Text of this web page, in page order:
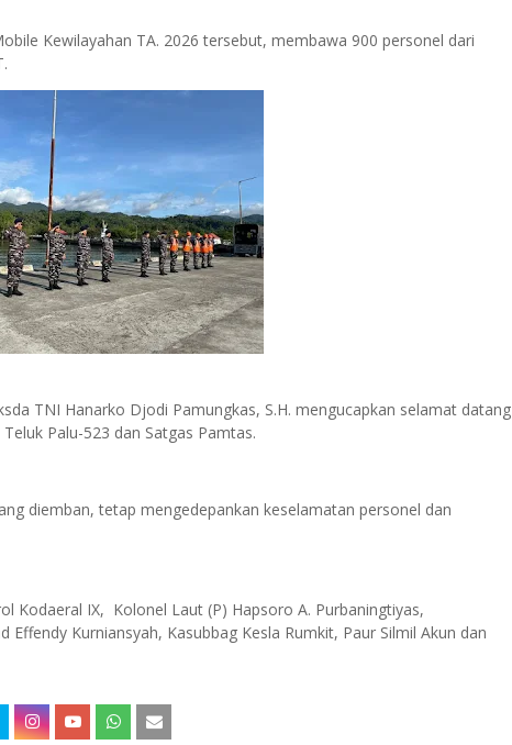
Kewilayahan TA. 2026 tersebut, membawa 900 personel dari
TNI Hanarko Djodi Pamungkas, S.H. mengucapkan selamat datang
Palu-523 dan Satgas Pamtas.
diemban, tetap mengedepankan keselamatan personel dan
Kodaeral IX, Kolonel Laut (P) Hapsoro A. Purbaningtiyas,
Effendy Kurniansyah, Kasubbag Kesla Rumkit, Paur Silmil Akun dan